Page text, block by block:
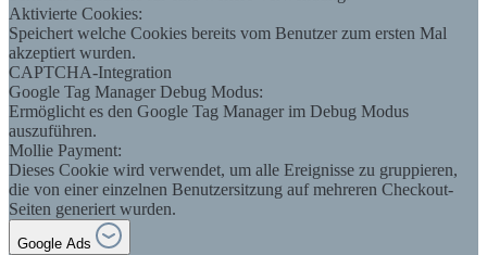
Aktivierte Cookies:
Speichert welche Cookies bereits vom Benutzer zum ersten Mal
akzeptiert wurden.
CAPTCHA-Integration
Google Tag Manager Debug Modus:
Ermöglicht es den Google Tag Manager im Debug Modus
auszuführen.
Mollie Payment:
Dieses Cookie wird verwendet, um alle Ereignisse zu gruppieren,
die von einer einzelnen Benutzersitzung auf mehreren Checkout-
Seiten generiert wurden.
Google Ads